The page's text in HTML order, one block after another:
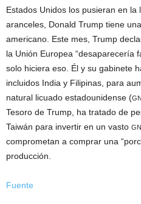
Estados Unidos los pusieran en
aranceles, Donald Trump tiene
americano. Este mes, Trump
la Unión Europea “desaparecería
solo hiciera eso. Él y su gabinete
incluidos India y Filipinas, para
natural licuado estadounidense (
Tesoro de Trump, ha tratado de
Taiwán para invertir en un vasto
comprometan a comprar una
producción.
Fuente